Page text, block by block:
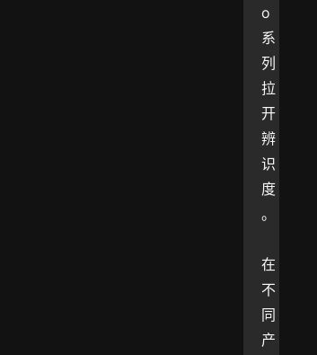
o
系
列
拉
开
辨
识
度
。
在
不
同
产